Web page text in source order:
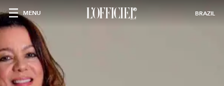
MENU BRAZIL